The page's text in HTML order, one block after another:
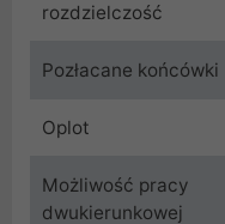
rozdzielczość
Pozłacane końcówki
Oplot
Możliwość pracy
dwukierunkowej